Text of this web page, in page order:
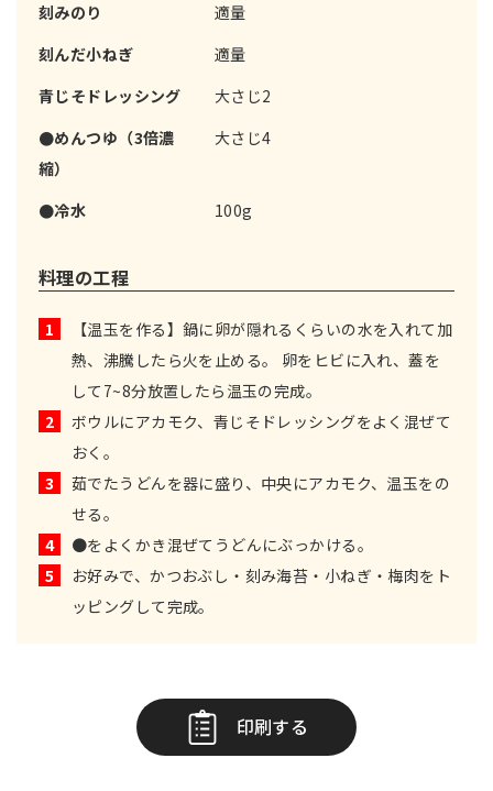
刻みのり
適量
刻んだ小ねぎ
適量
青じそドレッシング
大さじ2
●めんつゆ（3倍濃
縮）
大さじ4
●冷水 100g
料理の工程
1
【温玉を作る】鍋に卵が隠れるくらいの水を入れて加
熱、沸騰したら火を止める。 卵をヒビに入れ、蓋を
して7~8分放置したら温玉の完成。
2
ボウルにアカモク、青じそドレッシングをよく混ぜて
おく。
3
茹でたうどんを器に盛り、中央にアカモク、温玉をの
せる。
4
●をよくかき混ぜてうどんにぶっかける。
5
お好みで、かつおぶし・刻み海苔・小ねぎ・梅肉をト
ッピングして完成。
印刷する